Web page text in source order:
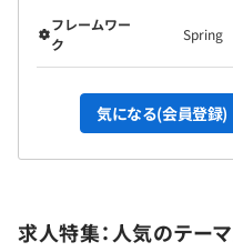
フレームワー
ク
Spring
気になる(会員登録)
求人特集：人気のテー